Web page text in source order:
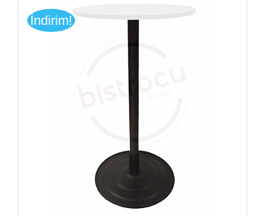
İndirim!